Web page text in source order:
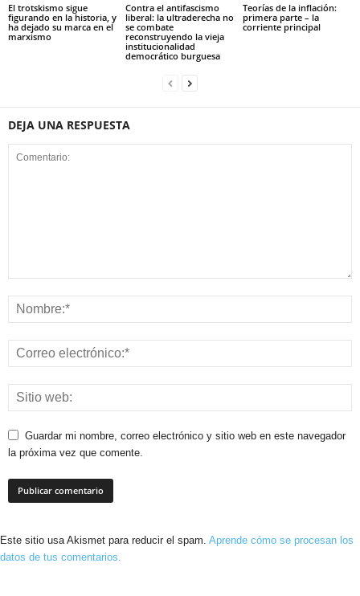
El trotskismo sigue
figurando en la historia, y
ha dejado su marca en el
marxismo
Contra el antifascismo
liberal: la ultraderecha no
se combate
reconstruyendo la vieja
institucionalidad
democrático burguesa
Teorías de la inflación:
primera parte – la
corriente principal
DEJA UNA RESPUESTA
Guardar mi nombre, correo electrónico y sitio web en este navegador
la próxima vez que comente.
Este sitio usa Akismet para reducir el spam. Aprende cómo se procesan los
datos de tus comentarios.